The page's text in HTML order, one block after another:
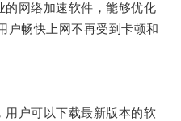
网络加速软件，能够优化
户畅快上网不再受到卡顿和
户可以下载最新版本的软